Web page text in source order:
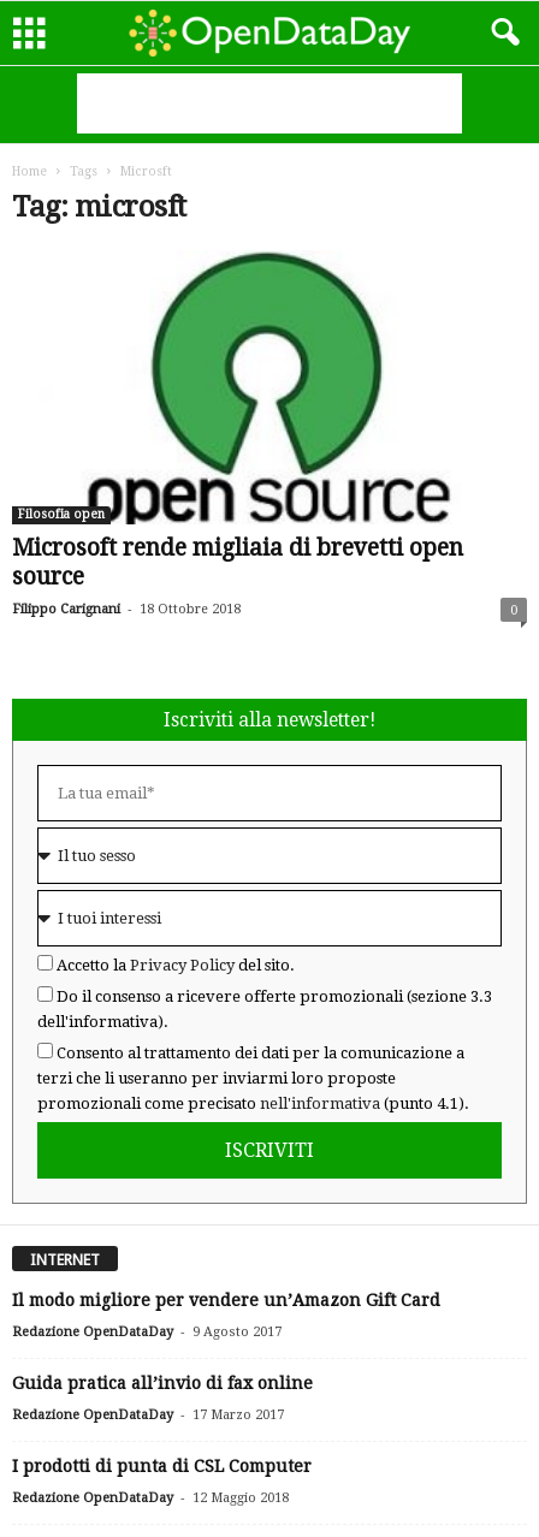
Home Tags Microsft
Tag: microsft
Filosofia open
Microsoft rende migliaia di brevetti open
source
Filippo Carignani - 18 Ottobre 2018 0
Iscriviti alla newsletter!
Accetto la Privacy Policydel sito.
Do il consenso a ricevere offerte promozionali (sezione 3.3
dell'informativa).
Consento al trattamento dei dati per la comunicazione a
terzi che li useranno per inviarmi loro proposte
promozionali come precisato nell'informativa (punto 4.1).
ISCRIVITI
INTERNET
Il modo migliore per vendere un’Amazon Gift Card
Redazione OpenDataDay - 9 Agosto 2017
Guida pratica all’invio di fax online
Redazione OpenDataDay - 17 Marzo 2017
I prodotti di punta di CSL Computer
Redazione OpenDataDay - 12 Maggio 2018